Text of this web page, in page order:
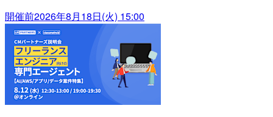
開催前2026年8月18日(火) 15:00